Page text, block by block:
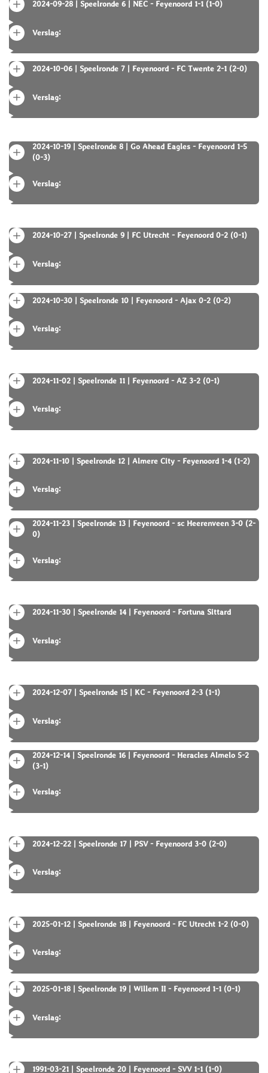
2024-09-28 | Speelronde 6 | NEC - Feyenoord 1-1 (1-0)
Verslag:
2024-10-06 | Speelronde 7 | Feyenoord - FC Twente 2-1 (2-0)
Verslag:
2024-10-19 | Speelronde 8 | Go Ahead Eagles - Feyenoord 1-5
(0-3)
Verslag:
2024-10-27 | Speelronde 9 | FC Utrecht - Feyenoord 0-2 (0-1)
Verslag:
2024-10-30 | Speelronde 10 | Feyenoord - Ajax 0-2 (0-2)
Verslag:
2024-11-02 | Speelronde 11 | Feyenoord - AZ 3-2 (0-1)
Verslag:
2024-11-10 | Speelronde 12 | Almere City - Feyenoord 1-4 (1-2)
Verslag:
2024-11-23 | Speelronde 13 | Feyenoord - sc Heerenveen 3-0 (2-
0)
Verslag:
2024-11-30 | Speelronde 14 | Feyenoord - Fortuna Sittard
Verslag:
2024-12-07 | Speelronde 15 | KC - Feyenoord 2-3 (1-1)
Verslag:
2024-12-14 | Speelronde 16 | Feyenoord - Heracles Almelo 5-2
(3-1)
Verslag:
2024-12-22 | Speelronde 17 | PSV - Feyenoord 3-0 (2-0)
Verslag:
2025-01-12 | Speelronde 18 | Feyenoord - FC Utrecht 1-2 (0-0)
Verslag:
2025-01-18 | Speelronde 19 | Willem II - Feyenoord 1-1 (0-1)
Verslag:
1991-03-21 | Speelronde 20 | Feyenoord - SVV 1-1 (1-0)